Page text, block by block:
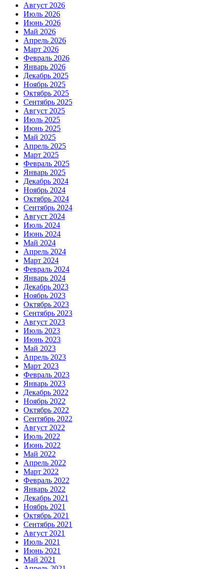
Август 2026
Июль 2026
Июнь 2026
Май 2026
Апрель 2026
Март 2026
Февраль 2026
Январь 2026
Декабрь 2025
Ноябрь 2025
Октябрь 2025
Сентябрь 2025
Август 2025
Июль 2025
Июнь 2025
Май 2025
Апрель 2025
Март 2025
Февраль 2025
Январь 2025
Декабрь 2024
Ноябрь 2024
Октябрь 2024
Сентябрь 2024
Август 2024
Июль 2024
Июнь 2024
Май 2024
Апрель 2024
Март 2024
Февраль 2024
Январь 2024
Декабрь 2023
Ноябрь 2023
Октябрь 2023
Сентябрь 2023
Август 2023
Июль 2023
Июнь 2023
Май 2023
Апрель 2023
Март 2023
Февраль 2023
Январь 2023
Декабрь 2022
Ноябрь 2022
Октябрь 2022
Сентябрь 2022
Август 2022
Июль 2022
Июнь 2022
Май 2022
Апрель 2022
Март 2022
Февраль 2022
Январь 2022
Декабрь 2021
Ноябрь 2021
Октябрь 2021
Сентябрь 2021
Август 2021
Июль 2021
Июнь 2021
Май 2021